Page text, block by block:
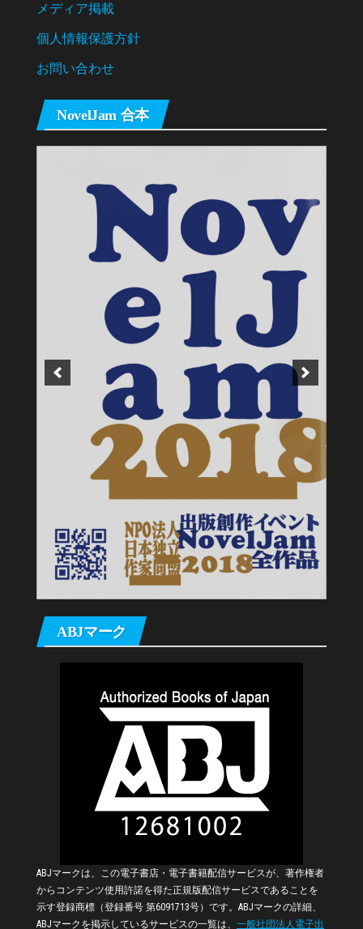
メディア掲載
個人情報保護方針
お問い合わせ
NovelJam 合本
ABJマーク
ABJマークは、この電子書店・電子書籍配信サービスが、著作権者
からコンテンツ使用許諾を得た正規版配信サービスであることを
示す登録商標（登録番号 第6091713号）です。ABJマークの詳細、
ABJマークを掲示しているサービスの一覧は、 一般社団法人電子出